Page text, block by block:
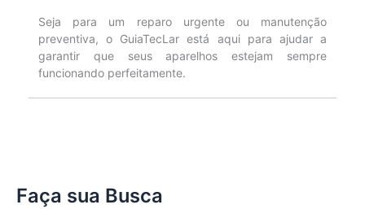
Seja para um reparo urgente ou manutenção
preventiva, o GuiaTecLar está aqui para ajudar a
garantir que seus aparelhos estejam sempre
funcionando perfeitamente.
Faça sua Busca